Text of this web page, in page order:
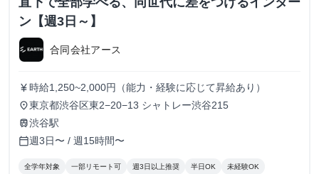
ン【週3日～】
合同会社アース
currency_yen 時給1,250~2,000円（能力・経験に応じて昇給あり）
place東京都渋谷区東2−20−13 シャトレー渋谷215
train渋谷駅
calendar_today週3日〜 / 週15時間〜
全学年対象 一部リモート可 週3日以上推奨 半日OK 未経験OK